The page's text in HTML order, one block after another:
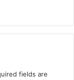
fields are